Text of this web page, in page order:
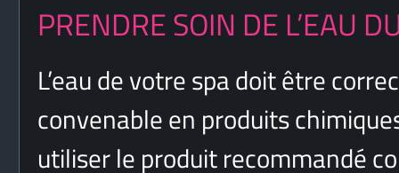
PRENDRE SOIN DE L’EAU
L’eau de votre spa doit être
convenable en produits
utiliser le produit recommandé